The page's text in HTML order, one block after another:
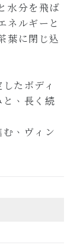
水分を飛ば
ネルギーと
葉に閉じ込
たボディ
、長く続
、ヴィン